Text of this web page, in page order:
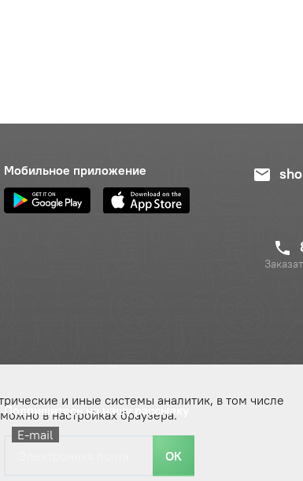
Мобильное приложение
Подпишитесь на нашу рассылку
E-mail
ОК
и иные системы аналитик, в том числе
в настройках браузера.